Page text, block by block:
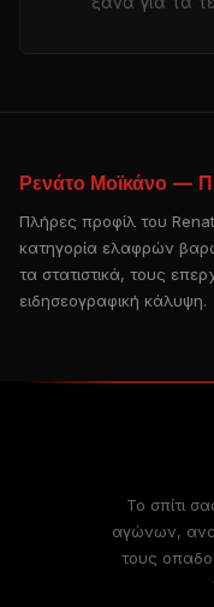
Ρενάτο Μοϊκάνο —
Πλήρες προφίλ του
κατηγορία ελαφρών
τα στατιστικά, τους
ειδησεογραφική κάλυψη.
Το σπίτι
αγώνων,
τους